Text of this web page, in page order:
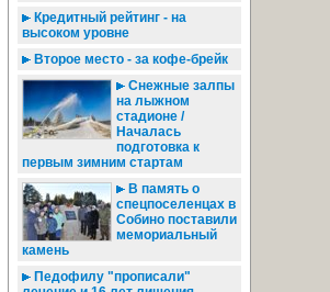
Кредитный рейтинг - на
высоком уровне
Второе место - за кофе-брейк
Снежные залпы
на лыжном
стадионе /
Началась
подготовка к
первым зимним стартам
В память о
спецпоселенцах в
Собино поставили
мемориальный
камень
Педофилу "прописали"